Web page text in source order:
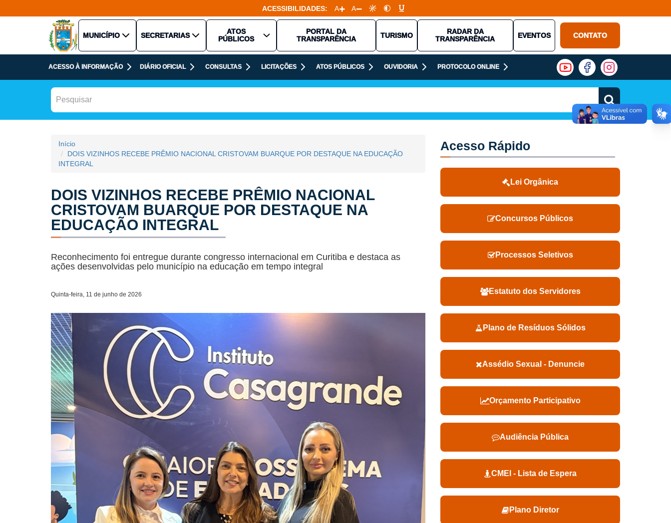
ACESSIBILIDADES: A A
MUNICÍPIO SECRETARIAS
ATOS
PÚBLICOS
PORTAL DA
TRANSPARÊNCIA
TURISMO
RADAR DA
TRANSPARÊNCIA
EVENTOS CONTATO
ACESSO À INFORMAÇÃO DIÁRIO OFICIAL CONSULTAS LICITAÇÕES ATOS PÚBLICOS OUVIDORIA PROTOCOLO ONLINE
Início
DOIS VIZINHOS RECEBE PRÊMIO NACIONAL CRISTOVAM BUARQUE POR DESTAQUE NA EDUCAÇÃO
INTEGRAL
DOIS VIZINHOS RECEBE PRÊMIO NACIONAL
CRISTOVAM BUARQUE POR DESTAQUE NA
EDUCAÇÃO INTEGRAL
Reconhecimento foi entregue durante congresso internacional em Curitiba e destaca as
ações desenvolvidas pelo município na educação em tempo integral
Quinta-feira, 11 de junho de 2026
Acesso Rápido
Lei Orgânica
Concursos Públicos
Processos Seletivos
Estatuto dos Servidores
Plano de Resíduos Sólidos
Assédio Sexual - Denuncie
Orçamento Participativo
Audiência Pública
CMEI - Lista de Espera
Plano Diretor